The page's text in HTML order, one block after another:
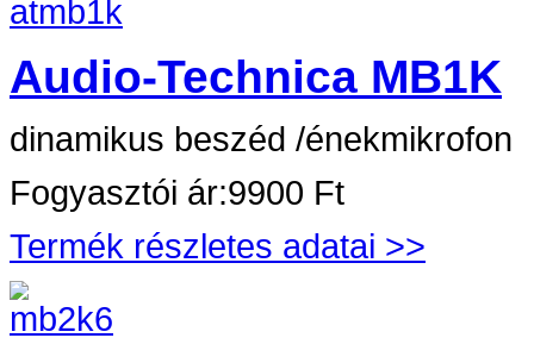
Audio-Technica MB1K
dinamikus beszéd /énekmikrofon
Fogyasztói ár:9900 Ft
Termék részletes adatai >>